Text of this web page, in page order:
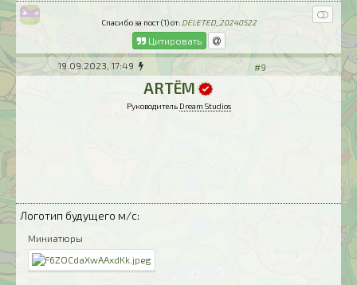
Спасибо за пост (1) от: DELETED_20240522
Цитировать
19.09.2023, 17:49 #9
ARTЁM
Руководитель Dream Studios
Логотип будущего м/с:
Миниатюры